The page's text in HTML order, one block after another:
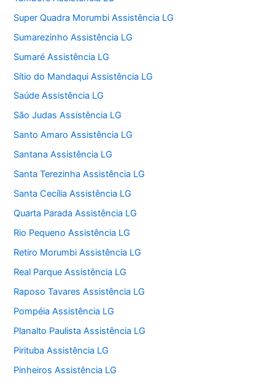
Super Quadra Morumbi Assistência LG
Sumarezinho Assistência LG
Sumaré Assistência LG
Sítio do Mandaqui Assistência LG
Saúde Assistência LG
São Judas Assistência LG
Santo Amaro Assistência LG
Santana Assistência LG
Santa Terezinha Assistência LG
Santa Cecília Assistência LG
Quarta Parada Assistência LG
Rio Pequeno Assistência LG
Retiro Morumbi Assistência LG
Real Parque Assistência LG
Raposo Tavares Assistência LG
Pompéia Assistência LG
Planalto Paulista Assistência LG
Pirituba Assistência LG
Pinheiros Assistência LG